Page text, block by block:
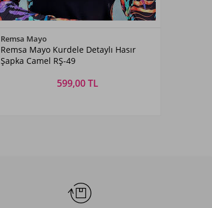
Kahverengi
Remsa Mayo
Remsa Mayo Kurdele Detaylı Hasır
Şapka Camel RŞ-49
599,00 TL